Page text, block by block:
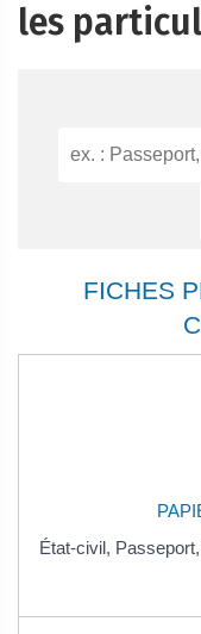
les
FICHES
État-civil, Passeport,